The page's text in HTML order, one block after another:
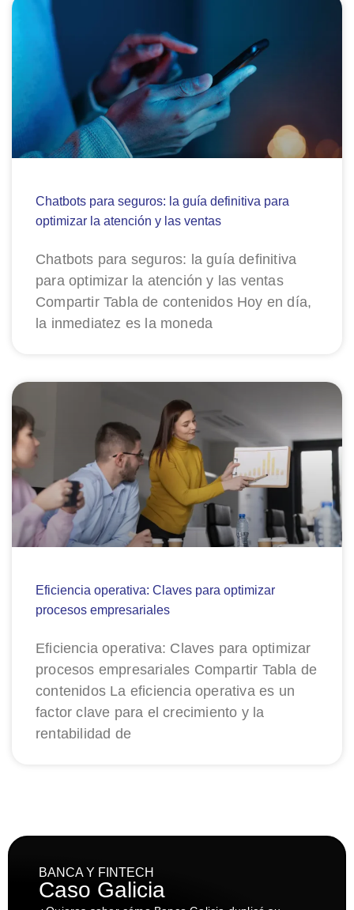
Chatbots para seguros: la guía definitiva para
optimizar la atención y las ventas
Chatbots para seguros: la guía definitiva
para optimizar la atención y las ventas
Compartir Tabla de contenidos Hoy en día,
la inmediatez es la moneda
Eficiencia operativa: Claves para optimizar
procesos empresariales
Eficiencia operativa: Claves para optimizar
procesos empresariales Compartir Tabla de
contenidos La eficiencia operativa es un
factor clave para el crecimiento y la
rentabilidad de
BANCA Y FINTECH
Caso Galicia